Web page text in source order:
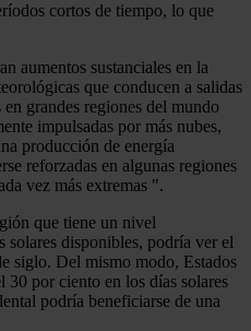
cortos de tiempo, lo que
aumentos sustanciales en la
que conducen a salidas
grandes regiones del mundo
impulsadas por más nubes,
producción de energía
reforzadas en algunas regiones
vez más extremas ".
que tiene un nivel
solares disponibles, podría ver el
siglo. Del mismo modo, Estados
por ciento en los días solares
podría beneficiarse de una